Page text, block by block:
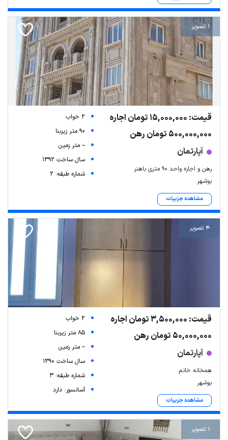
1 تصویر
قیمت: 15,000,000 تومان اجاره
500,000,000 تومان رهن
آپارتمان
رهن و اجاره واحد ۹۰ متری باهنر
بوشهر
مشاهده جزییات
2 خواب
90 متر زیربنا
-- متر زمین
سال ساخت 1392
شماره طبقه: 2
4 تصویر
قیمت: 3,500,000 تومان اجاره
50,000,000 تومان رهن
آپارتمان
همخانه خانم
بوشهر
مشاهده جزییات
2 خواب
85 متر زیربنا
-- متر زمین
سال ساخت 1390
شماره طبقه: 3
آسانسور: دارد
1 تصویر